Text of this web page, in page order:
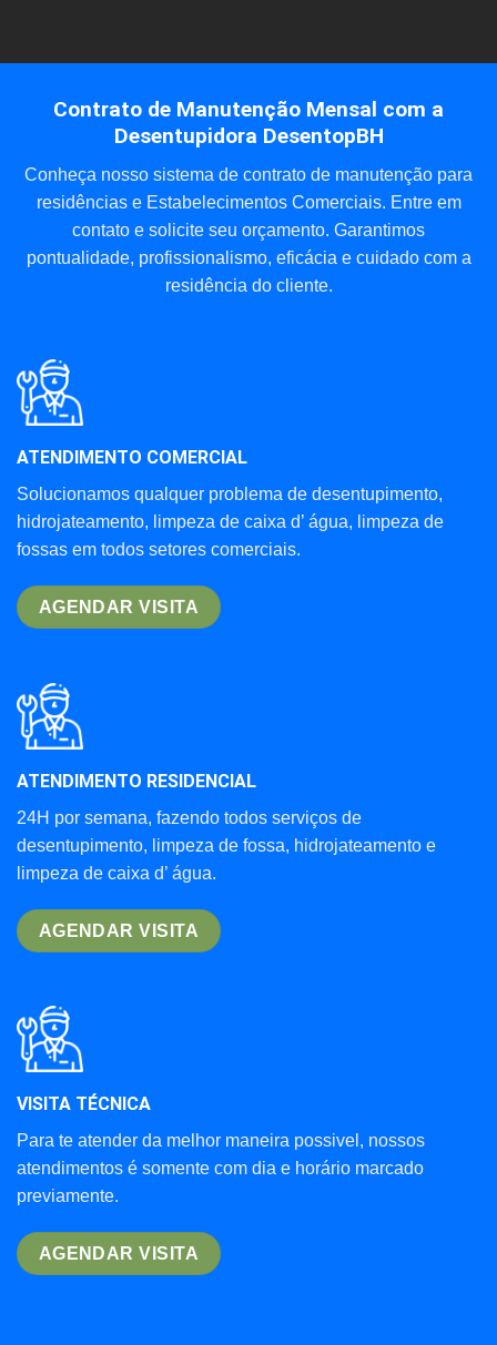
Contrato de Manutenção Mensal com a
Desentupidora DesentopBH
Conheça nosso sistema de contrato de manutenção para
residências e Estabelecimentos Comerciais. Entre em
contato e solicite seu orçamento. Garantimos
pontualidade, profissionalismo, eficácia e cuidado com a
residência do cliente.
ATENDIMENTO COMERCIAL
Solucionamos qualquer problema de desentupimento,
hidrojateamento, limpeza de caixa d’ água, limpeza de
fossas em todos setores comerciais.
AGENDAR VISITA
ATENDIMENTO RESIDENCIAL
24H por semana, fazendo todos serviços de
desentupimento, limpeza de fossa, hidrojateamento e
limpeza de caixa d’ água.
AGENDAR VISITA
VISITA TÉCNICA
Para te atender da melhor maneira possivel, nossos
atendimentos é somente com dia e horário marcado
previamente.
AGENDAR VISITA